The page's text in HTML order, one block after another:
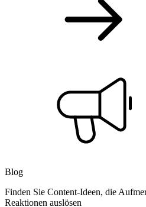
Blog
Finden Sie Content-Ideen, die
Reaktionen auslösen